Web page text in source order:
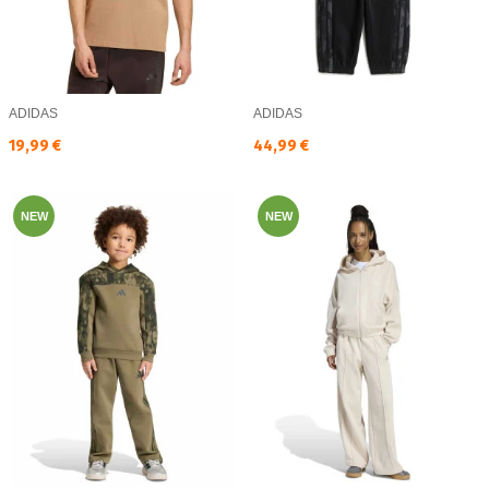
ADIDAS
Текуща цена:
19,99 €
ADIDAS
Текуща цена:
44,99 €
NEW NEW